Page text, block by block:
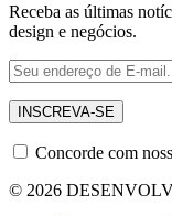
Receba as últimas
design e negócios.
Concorde com
© 2026